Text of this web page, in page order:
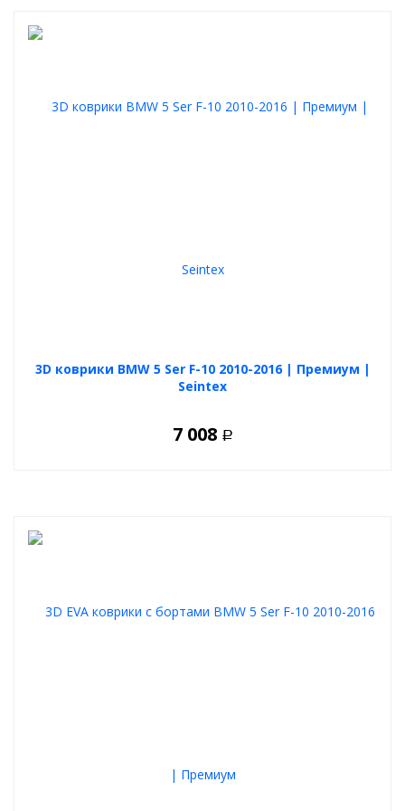
3D коврики BMW 5 Ser F-10 2010-2016 | Премиум |
Seintex
7 008 Р